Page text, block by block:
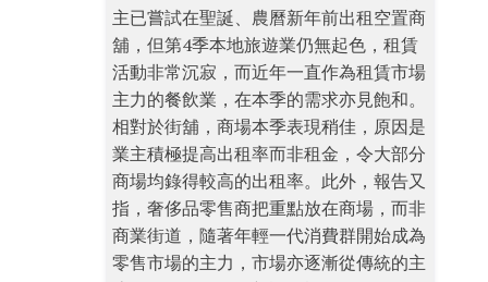
主已嘗試在聖誕、農曆新年前出租空置商
舖，但第4季本地旅遊業仍無起色，租賃
活動非常沉寂，而近年一直作為租賃市場
主力的餐飲業，在本季的需求亦見飽和。
相對於街舖，商場本季表現稍佳，原因是
業主積極提高出租率而非租金，令大部分
商場均錄得較高的出租率。此外，報告又
指，奢侈品零售商把重點放在商場，而非
商業街道，隨著年輕一代消費群開始成為
零售市場的主力，市場亦逐漸從傳統的主